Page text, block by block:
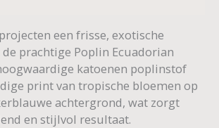
een frisse, exotische
prachtige Poplin Ecuadorian
katoenen poplinstof
print van tropische bloemen op
achtergrond, wat zorgt
en stijlvol resultaat.